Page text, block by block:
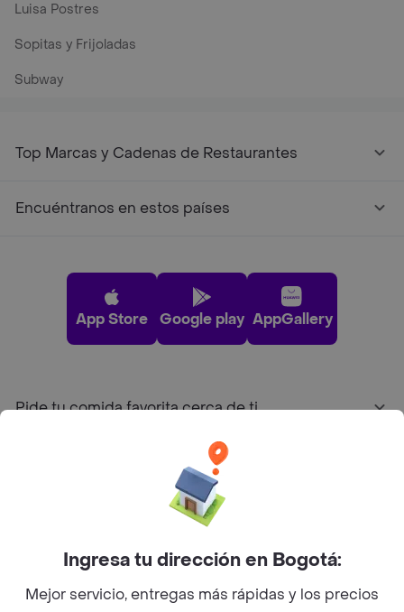
Luisa Postres
Sopitas y Frijoladas
Subway
Top Marcas y Cadenas de Restaurantes
Encuéntranos en estos países
App Store Google play AppGallery
Pide tu comida favorita cerca de ti
Sobre Rappi
Ingresa tu dirección en Bogotá:
Mejor servicio, entregas más rápidas y los precios